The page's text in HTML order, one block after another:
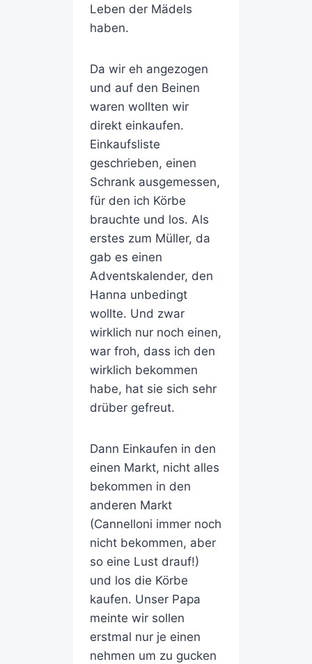
Leben der Mädels
haben.
Da wir eh angezogen
und auf den Beinen
waren wollten wir
direkt einkaufen.
Einkaufsliste
geschrieben, einen
Schrank ausgemessen,
für den ich Körbe
brauchte und los. Als
erstes zum Müller, da
gab es einen
Adventskalender, den
Hanna unbedingt
wollte. Und zwar
wirklich nur noch einen,
war froh, dass ich den
wirklich bekommen
habe, hat sie sich sehr
drüber gefreut.
Dann Einkaufen in den
einen Markt, nicht alles
bekommen in den
anderen Markt
(Cannelloni immer noch
nicht bekommen, aber
so eine Lust drauf!)
und los die Körbe
kaufen. Unser Papa
meinte wir sollen
erstmal nur je einen
nehmen um zu gucken